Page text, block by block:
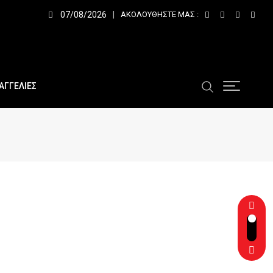
07/08/2026 ΑΚΟΛΟΥΘΉΣΤΕ ΜΑΣ :